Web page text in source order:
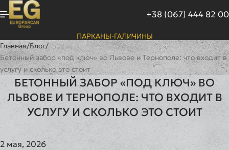
+38 (067) 444 82 00
ПАРКАНЫ-ГАЛИЧИНЫ
Главная/Блог/
Бетонный забор «под ключ» во Львове и Тернополе: что входит в
услугу и сколько это стоит
БЕТОННЫЙ ЗАБОР «ПОД КЛЮЧ» ВО
ЛЬВОВЕ И ТЕРНОПОЛЕ: ЧТО ВХОДИТ В
УСЛУГУ И СКОЛЬКО ЭТО СТОИТ
2 мая, 2026